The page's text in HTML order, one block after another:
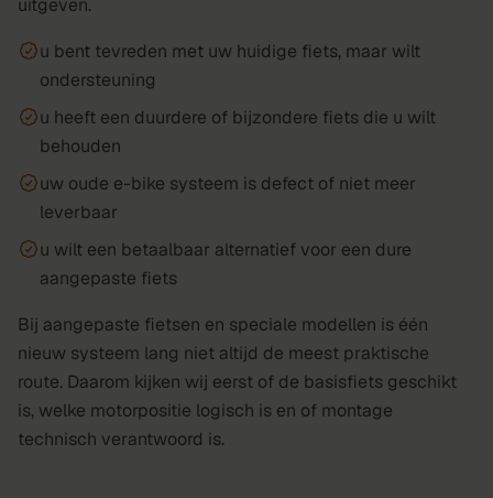
uitgeven.
u bent tevreden met uw huidige fiets, maar wilt
ondersteuning
u heeft een duurdere of bijzondere fiets die u wilt
behouden
uw oude e-bike systeem is defect of niet meer
leverbaar
u wilt een betaalbaar alternatief voor een dure
aangepaste fiets
Bij aangepaste fietsen en speciale modellen is één
nieuw systeem lang niet altijd de meest praktische
route. Daarom kijken wij eerst of de basisfiets geschikt
is, welke motorpositie logisch is en of montage
technisch verantwoord is.